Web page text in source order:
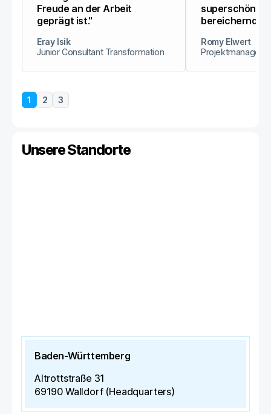
Freude an der Arbeit
geprägt ist."
Eray Isik
Junior Consultant Transformation
superschön
bereichernd."
Romy Elwert
Projektmanagerin
1 2 3
Unsere Standorte
Baden-Württemberg
Altrottstraße 31
69190 Walldorf (Headquarters)